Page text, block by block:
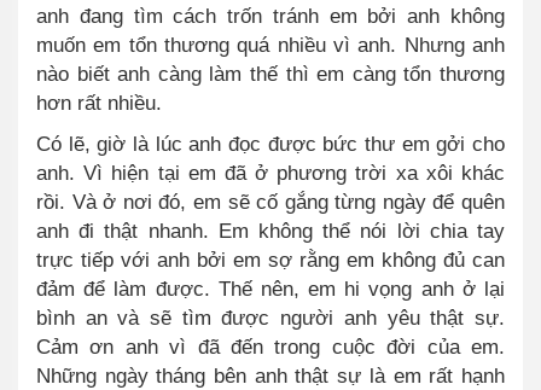
anh đang tìm cách trốn tránh em bởi anh không
muốn em tổn thương quá nhiều vì anh. Nhưng anh
nào biết anh càng làm thế thì em càng tổn thương
hơn rất nhiều.
Có lẽ, giờ là lúc anh đọc được bức thư em gởi cho
anh. Vì hiện tại em đã ở phương trời xa xôi khác
rồi. Và ở nơi đó, em sẽ cố gắng từng ngày để quên
anh đi thật nhanh. Em không thể nói lời chia tay
trực tiếp với anh bởi em sợ rằng em không đủ can
đảm để làm được. Thế nên, em hi vọng anh ở lại
bình an và sẽ tìm được người anh yêu thật sự.
Cảm ơn anh vì đã đến trong cuộc đời của em.
Những ngày tháng bên anh thật sự là em rất hạnh